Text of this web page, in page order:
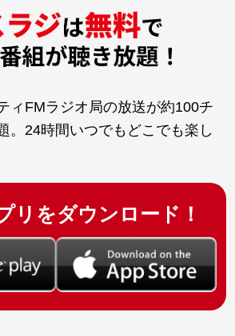
ィFMラジオ局の放送が約100チ
。24時間いつでもどこでも楽し
リをダウンロード！